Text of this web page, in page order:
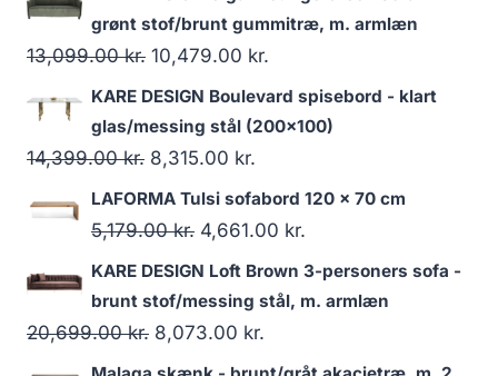
grønt stof/brunt gummitræ, m. armlæn
13,099.00kr. 10,479.00 kr.
KARE DESIGN Boulevard spisebord - klart
glas/messing stål (200x100)
14,399.00kr. 8,315.00 kr.
LAFORMA Tulsi sofabord 120 x 70 cm
5,179.00kr. 4,661.00 kr.
KARE DESIGN Loft Brown 3-personers sofa -
brunt stof/messing stål, m. armlæn
20,699.00kr. 8,073.00 kr.